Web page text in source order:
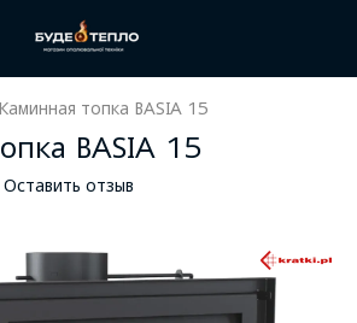
Каминная топка BASIA 15
BASIA 15
Оставить отзыв